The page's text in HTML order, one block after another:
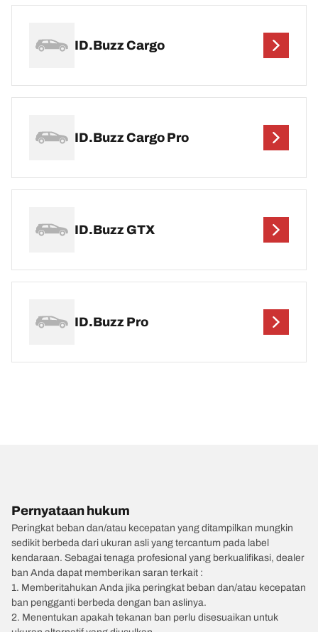
ID.Buzz Cargo
ID.Buzz Cargo Pro
ID.Buzz GTX
ID.Buzz Pro
Pernyataan hukum
Peringkat beban dan/atau kecepatan yang ditampilkan mungkin
sedikit berbeda dari ukuran asli yang tercantum pada label
kendaraan. Sebagai tenaga profesional yang berkualifikasi, dealer
ban Anda dapat memberikan saran terkait :
1. Memberitahukan Anda jika peringkat beban dan/atau kecepatan
ban pengganti berbeda dengan ban aslinya.
2. Menentukan apakah tekanan ban perlu disesuaikan untuk